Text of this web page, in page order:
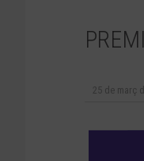
25 de març